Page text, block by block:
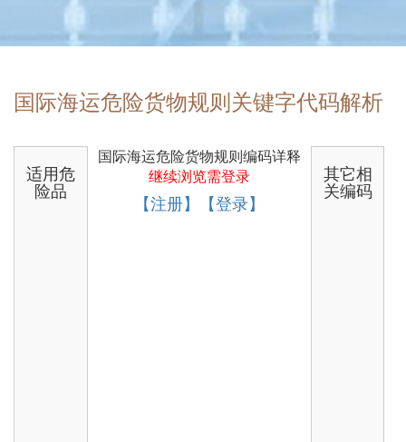
国际海运危险货物规则关键字代码解析
适用危
险品
国际海运危险货物规则编码详释
继续浏览需登录
【注册】【登录】
其它相
关编码